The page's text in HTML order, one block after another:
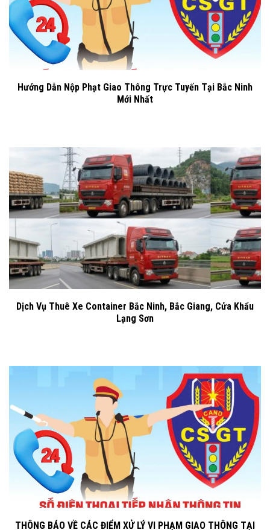
Hướng Dẫn Nộp Phạt Giao Thông Trực Tuyến Tại Bắc Ninh
Mới Nhất
Dịch Vụ Thuê Xe Container Bắc Ninh, Bắc Giang, Cửa Khẩu
Lạng Sơn
THÔNG BÁO VỀ CÁC ĐIỂM XỬ LÝ VI PHẠM GIAO THÔNG TẠI